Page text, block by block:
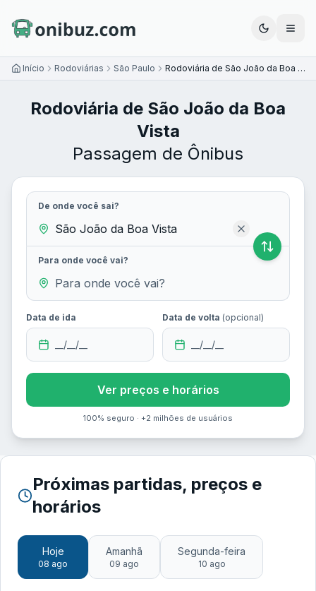
Abrir
Início Rodoviárias São Paulo Rodoviária de São João da Boa Vista
Rodoviária de São João da Boa
Vista
Passagem de Ônibus
De onde você sai?
Para onde você vai?
Data de ida
__/__/__
Data de volta (opcional)
__/__/__
Ver preços e horários
100% seguro · +2 milhões de usuários
Próximas partidas, preços e
horários
Hoje
08 ago
Amanhã
09 ago
Segunda-feira
10 ago